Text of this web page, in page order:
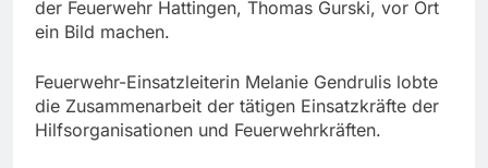
der Feuerwehr Hattingen, Thomas Gurski, vor Ort
ein Bild machen.
Feuerwehr-Einsatzleiterin Melanie Gendrulis lobte
die Zusammenarbeit der tätigen Einsatzkräfte der
Hilfsorganisationen und Feuerwehrkräften.